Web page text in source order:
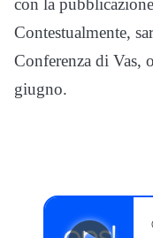
con la
Contestualmente,
Conferenza di Vas,
giugno.